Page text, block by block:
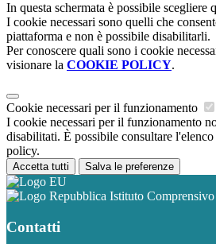
In questa schermata è possibile scegliere
I cookie necessari sono quelli che
piattaforma e non è possibile disabilitarli.
Per conoscere quali sono i cookie
visionare la COOKIE POLICY.
Cookie necessari per il funzionamento
I cookie necessari per il funzionamento
disabilitati. È possibile consultare
policy.
Accetta tutti Salva le preferenze
Istituto
Contatti